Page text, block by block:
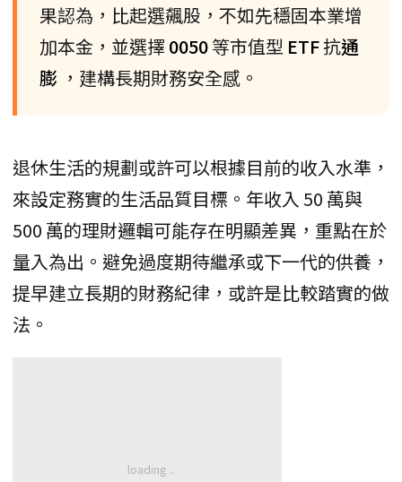
果認為，比起選飆股，不如先穩固本業增
加本金，並選擇 0050等市值型 ETF抗通
膨 ，建構長期財務安全感。
退休生活的規劃或許可以根據目前的收入水準，
來設定務實的生活品質目標。年收入 50 萬與
500 萬的理財邏輯可能存在明顯差異，重點在於
量入為出。避免過度期待繼承或下一代的供養，
提早建立長期的財務紀律，或許是比較踏實的做
法。